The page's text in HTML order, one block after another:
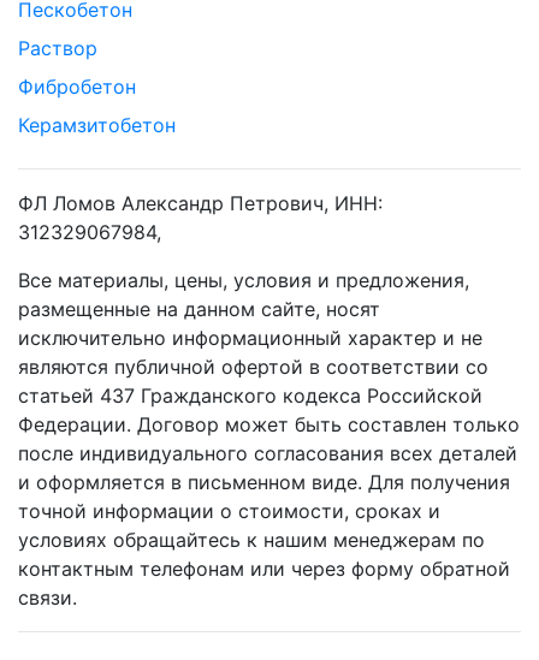
Пескобетон
Раствор
Фибробетон
Керамзитобетон
ФЛ Ломов Александр Петрович, ИНН:
312329067984,
Все материалы, цены, условия и предложения,
размещенные на данном сайте, носят
исключительно информационный характер и не
являются публичной офертой в соответствии со
статьей 437 Гражданского кодекса Российской
Федерации. Договор может быть составлен только
после индивидуального согласования всех деталей
и оформляется в письменном виде. Для получения
точной информации о стоимости, сроках и
условиях обращайтесь к нашим менеджерам по
контактным телефонам или через форму обратной
связи.